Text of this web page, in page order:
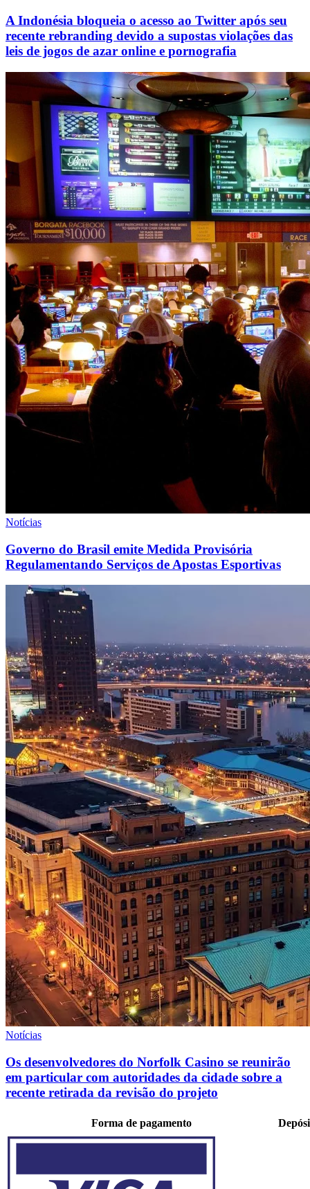
A Indonésia bloqueia o acesso ao Twitter após seu
recente rebranding devido a supostas violações das
leis de jogos de azar online e pornografia
Notícias
Governo do Brasil emite Medida Provisória
Regulamentando Serviços de Apostas Esportivas
Notícias
Os desenvolvedores do Norfolk Casino se reunirão
em particular com autoridades da cidade sobre a
recente retirada da revisão do projeto
Forma de pagamento